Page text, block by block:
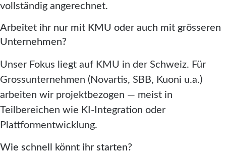
vollständig angerechnet.
Arbeitet ihr nur mit KMU oder auch mit grösseren
Unternehmen?
Unser Fokus liegt auf KMU in der Schweiz. Für
Grossunternehmen (Novartis, SBB, Kuoni u.a.)
arbeiten wir projektbezogen — meist in
Teilbereichen wie KI-Integration oder
Plattformentwicklung.
Wie schnell könnt ihr starten?